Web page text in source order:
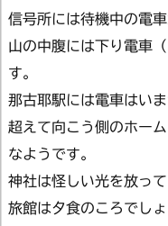
信号所には待機中の電
山の中腹には下り電車
す。
那古耶駅には電車はい
超えて向こう側のホー
なようです。
神社は怪しい光を放って
旅館は夕食のころでしょ